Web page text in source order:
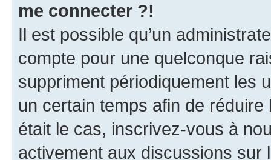
me connecter ?!
Il est possible qu’un
compte pour une quelconque
suppriment périodiquement les
un certain temps afin de
était le cas, inscrivez-vous à
activement aux discussions sur